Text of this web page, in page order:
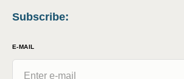
Subscribe:
E-MAIL